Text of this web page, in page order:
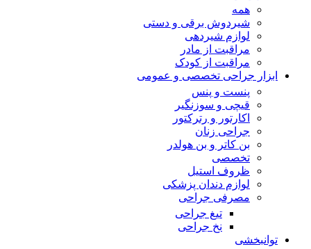
همه
شیردوش برقی و دستی
لوازم شیردهی
مراقبت از مادر
مراقبت از کودک
ابزار جراحی تخصصی و عمومی
پنست و پنس
قیچی و سوزنگیر
اکارتور و رترکتور
جراحی زنان
بن کاتر و بن هولدر
تخصصی
ظروف استیل
لوازم دندان پزشکی
مصرفی جراحی
تیغ جراحی
نخ جراحی
توانبخشی